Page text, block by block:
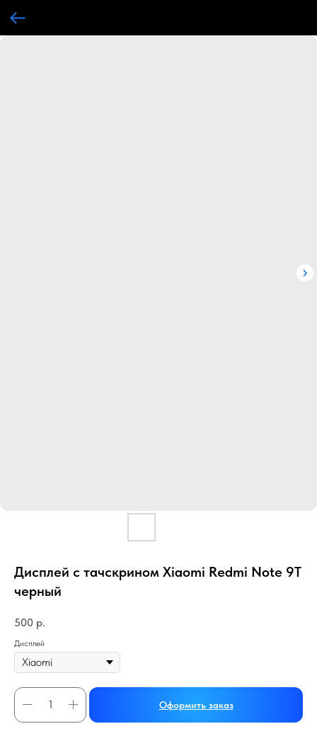
Дисплей с тачскрином Xiaomi Redmi Note 9T
черный
500 р.
Дисплей
Оформить заказ